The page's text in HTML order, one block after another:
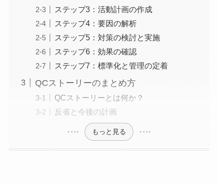
ステップ3：活動計画の作成
ステップ4：要因の解析
ステップ5：対策の検討と実施
ステップ6：効果の確認
ステップ7：標準化と管理の定着
QCストーリーのまとめ方
QCストーリーとは何か？
反省と今後の計画
もっと見る